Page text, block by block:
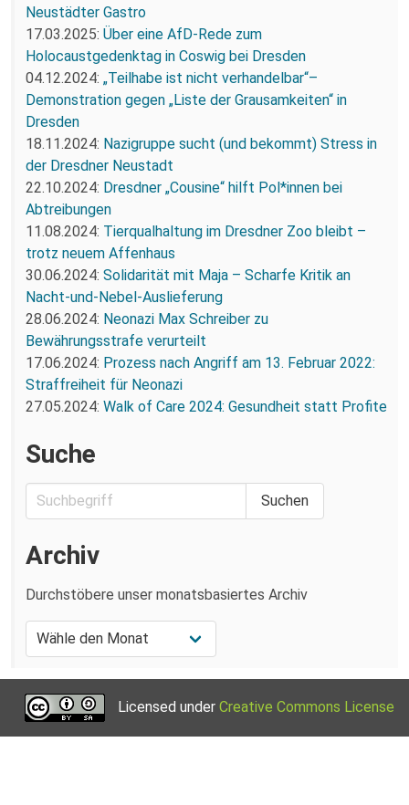
Neustädter Gastro
17.03.2025: Über eine AfD-Rede zum
Holocaustgedenktag in Coswig bei Dresden
04.12.2024: „Teilhabe ist nicht verhandelbar“–
Demonstration gegen „Liste der Grausamkeiten“ in
Dresden
18.11.2024: Nazigruppe sucht (und bekommt) Stress in
der Dresdner Neustadt
22.10.2024: Dresdner „Cousine“ hilft Pol*innen bei
Abtreibungen
11.08.2024: Tierqualhaltung im Dresdner Zoo bleibt –
trotz neuem Affenhaus
30.06.2024: Solidarität mit Maja – Scharfe Kritik an
Nacht-und-Nebel-Auslieferung
28.06.2024: Neonazi Max Schreiber zu
Bewährungsstrafe verurteilt
17.06.2024: Prozess nach Angriff am 13. Februar 2022:
Straffreiheit für Neonazi
27.05.2024: Walk of Care 2024: Gesundheit statt Profite
Suche
Archiv
Durchstöbere unser monatsbasiertes Archiv
Licensed under Creative Commons License